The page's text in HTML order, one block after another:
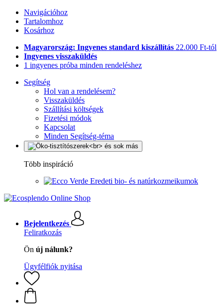
Navigációhoz
Tartalomhoz
Kosárhoz
Magyarország: Ingyenes standard kiszállítás 22.000 Ft-tól
Ingyenes visszaküldés
1 ingyenes próba minden rendeléshez
Segítség
Hol van a rendelésem?
Visszaküldés
Szállítási költségek
Fizetési módok
Kapcsolat
Minden Segítség-téma
Több inspiráció
Eredeti bio- és natúrkozmeikumok
Bejelentkezés
Feliratkozás
Ön új nálunk?
Ügyfélfiók nyitása